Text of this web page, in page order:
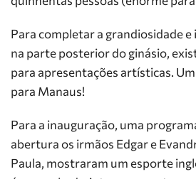
Para completar a grandiosidade
na parte posterior do ginásio,
para apresentações artísticas.
para Manaus!
Para a inauguração, uma
abertura os irmãos Edgar e
Paula, mostraram um esporte